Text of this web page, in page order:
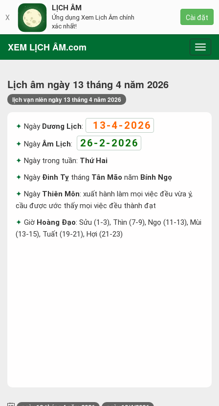
XEM LỊCH ÂM.com
Lịch âm ngày 13 tháng 4 năm 2026
lịch vạn niên ngày 13 tháng 4 năm 2026
Ngày Dương Lịch: 13-4-2026
NgàyÂm Lịch: 26-2-2026
Ngày trong tuần: Thứ Hai
Ngày Đinh Tỵ tháng Tân Mão năm Bính Ngọ
Ngày Thiên Môn: xuất hành làm mọi việc đều vừa ý,
cầu được ước thấy mọi việc đều thành đạt
Giờ Hoàng Đạo: Sửu (1-3), Thìn (7-9), Ngọ (11-13), Mùi
(13-15), Tuất (19-21), Hợi (21-23)
X
LỊCH ÂM
Ứng dụng Xem Lịch Âm chính
xác nhất!
Cài đặt